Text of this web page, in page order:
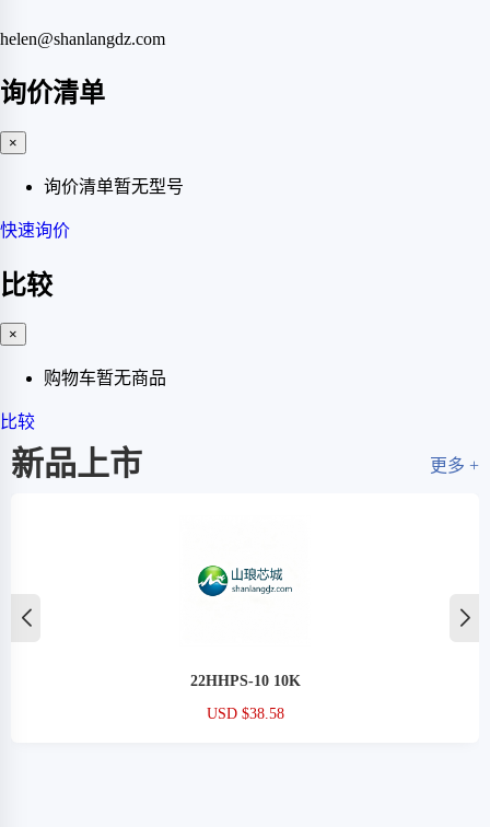
helen@shanlangdz.com
询价清单
×
询价清单暂无型号
快速询价
比较
×
购物车暂无商品
比较
新品上市 更多 +
22HHPS-10 10K
USD $38.58